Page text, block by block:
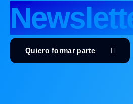
Quiero formar parte